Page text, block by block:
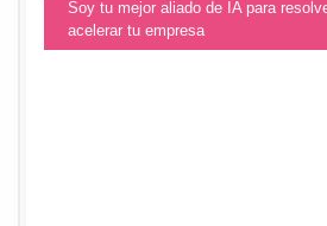
Soy tu mejor aliado de IA para
acelerar tu empresa